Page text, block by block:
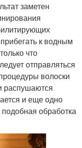
заметен
к водным
что
отправляться
волоски
распушаются
и еще одно
обработка